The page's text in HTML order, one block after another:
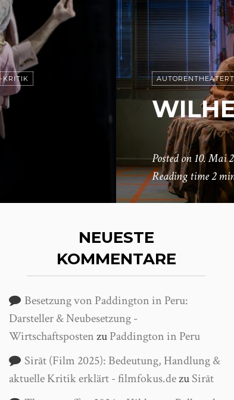
KRITIK
Posted on10. Mai
Reading time2
NEUESTE
KOMMENTARE
Besetzung von Paddington in Peru:
Darsteller & Neubesetzung -
WirtschaftspostenzuPaddington in Peru
Sirāt (Film 2025): Bedeutung, Handlung &
aktuelle Kritik erklärt - filmfokus.dezuSirāt